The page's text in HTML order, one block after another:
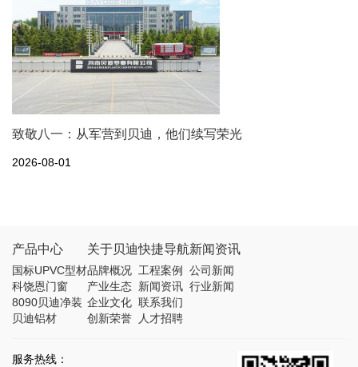
致敬八一：从军营到贝迪，他们续写荣光
2026-08-01
产品中心
国标UPVC型材
科饶恩门窗
8090贝迪净装
贝迪铝材
关于贝迪
品牌概况
产业生态
企业文化
创新荣誉
快捷导航
工程案例
新闻资讯
联系我们
人才招聘
新闻资讯
公司新闻
行业新闻
服务热线：